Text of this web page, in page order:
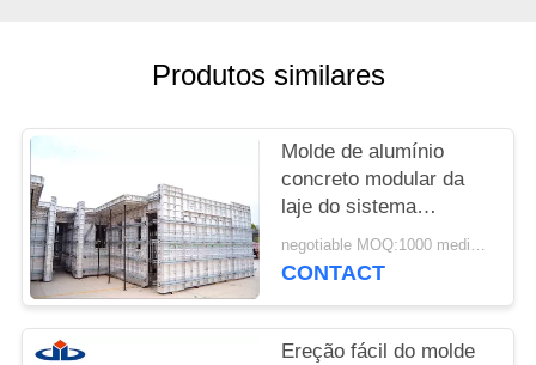
SITE
PRIVACY
POLICY
Produtos similares
Molde de alumínio
concreto modular da
laje do sistema
profissional do molde
da construção
negotiable MOQ:1000 medidores quadrados
CONTACT
Ereção fácil do molde